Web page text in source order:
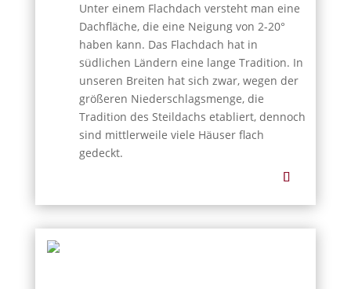
Unter einem Flachdach versteht man eine
Dachfläche, die eine Neigung von 2-20°
haben kann. Das Flachdach hat in
südlichen Ländern eine lange Tradition. In
unseren Breiten hat sich zwar, wegen der
größeren Niederschlagsmenge, die
Tradition des Steildachs etabliert, dennoch
sind mittlerweile viele Häuser flach
gedeckt.